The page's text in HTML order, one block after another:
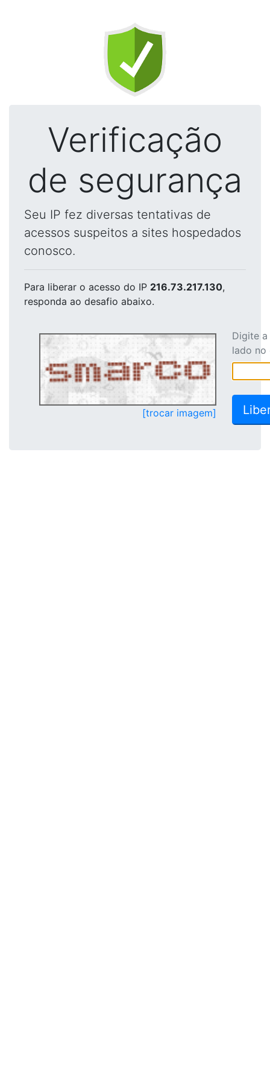
Verificação
de segurança
Seu IP fez diversas tentativas de
acessos suspeitos a sites hospedados
conosco.
Para liberar o acesso do IP 216.73.217.130,
responda ao desafio abaixo.
[trocar imagem]
Digite
lado no